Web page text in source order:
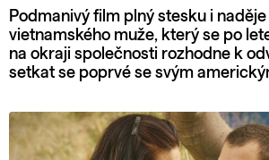
Podmanivý film plný stesku i
vietnamského muže, který se po
na okraji společnosti rozhodne k
setkat se poprvé se svým